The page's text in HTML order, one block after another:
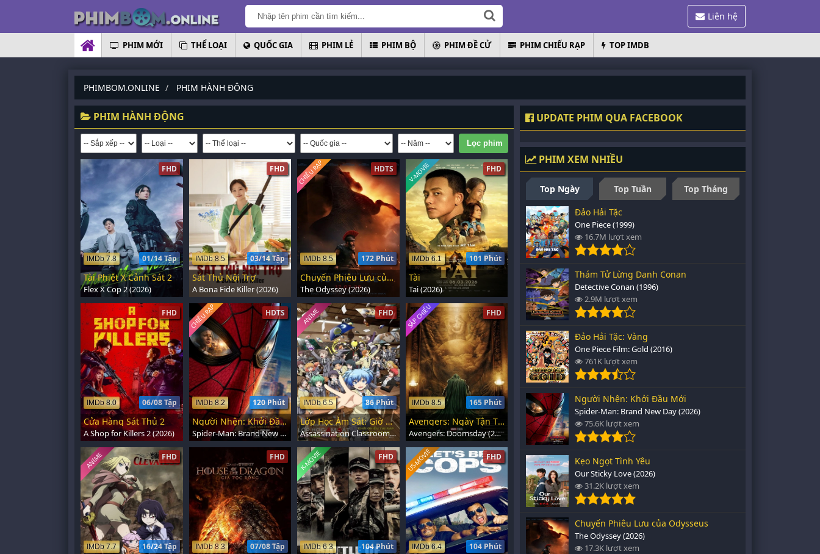
Liên hệ
PHIM MỚI THỂ LOẠI QUỐC GIA PHIM LẺ PHIM BỘ PHIM ĐỀ CỬ PHIM CHIẾU RẠP TOP IMDB
PHIMBOM.ONLINE PHIM HÀNH ĐỘNG
PHIM HÀNH ĐỘNG
FHD
01/14 Tập
IMDb 7.8
Tài Phiệt X Cảnh Sát 2
Flex X Cop 2 (2026)
FHD
03/14 Tập
IMDb 8.5
Sát Thủ Nội Trợ
A Bona Fide Killer (2026)
HDTS
172 Phút
IMDb 8.5
CHIẾU RẠP
Chuyến Phiêu Lưu của Odysseus
The Odyssey (2026)
FHD
101 Phút
IMDb 6.1
V-MOVIE
Tài
Tai (2026)
FHD
06/08 Tập
IMDb 8.0
Cửa Hàng Sát Thủ 2
A Shop for Killers 2 (2026)
HDTS
120 Phút
IMDb 8.2
CHIẾU RẠP
Người Nhện: Khởi Đầu Mới
Spider-Man: Brand New Day (2026)
FHD
86 Phút
IMDb 6.5
ANIME
Lớp Học Ám Sát: Giờ Của Chúng Ta
Assassination Classroom the Movie: Our Time (2026)
FHD
165 Phút
IMDb 8.5
SẮP CHIẾU
Avengers: Ngày Tận Thế
Avengers: Doomsday (2026)
FHD
16/24 Tập
IMDb 7.7
ANIME FHD
07/08 Tập
IMDb 8.3
FHD
104 Phút
IMDb 6.3
K-MOVIE FHD
104 Phút
IMDb 6.4
US-MOVIE
UPDATE PHIM QUA FACEBOOK
PHIM XEM NHIỀU
Top Ngày Top Tuần
Top Tháng
Đảo Hải Tặc
One Piece (1999)
16.7M lượt xem
Thám Tử Lừng Danh Conan
Detective Conan (1996)
2.9M lượt xem
Đảo Hải Tặc: Vàng
One Piece Film: Gold (2016)
761K lượt xem
Người Nhện: Khởi Đầu Mới
Spider-Man: Brand New Day (2026)
75.6K lượt xem
Kẹo Ngọt Tình Yêu
Our Sticky Love (2026)
31.2K lượt xem
Chuyến Phiêu Lưu của Odysseus
The Odyssey (2026)
17.3K lượt xem